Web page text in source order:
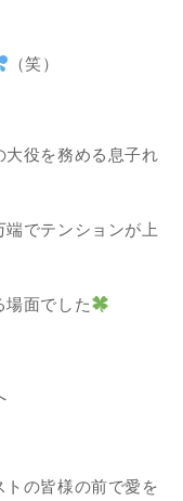
（笑）
大役を務める息子れ
でテンションが上
場面でした
の皆様の前で愛を